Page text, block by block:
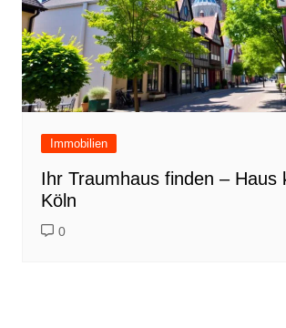
Immobilien
Ihr Traumhaus finden – Haus
Köln
0